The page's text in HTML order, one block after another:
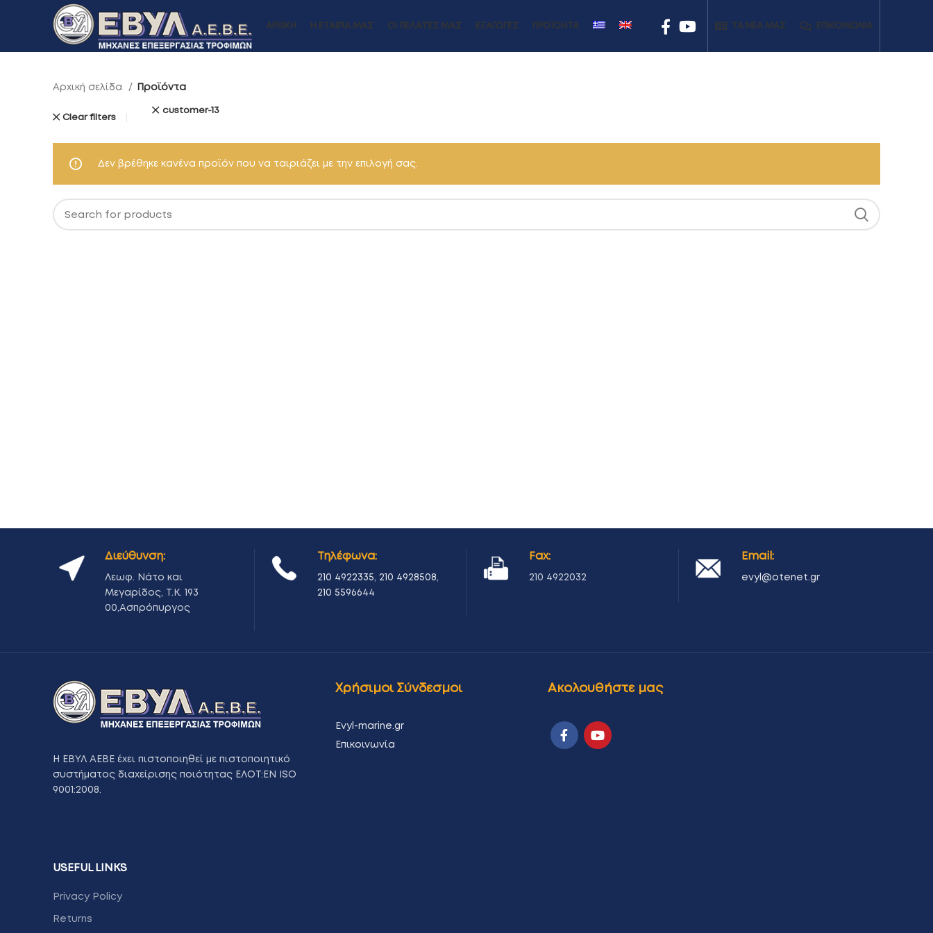
ΑΡΧΙΚΗ Η ΕΤΑΙΡΊΑ ΜΑΣ ΟΙ ΠΕΛΆΤΕΣ ΜΑΣ ΕΞΑΓΩΓΈΣ ΠΡΟΪΌΝΤΑ ΤΑ ΝΕΑ ΜΑΣ ΕΠΙΚΟΙΝΩΝΊΑ
Αρχική σελίδα Προϊόντα
Clear filters
customer-13
Δεν βρέθηκε κανένα προϊόν που να ταιριάζει με την επιλογή σας.
Διεύθυνση:
Λεωφ. Νάτο και
Μεγαρίδος, Τ.Κ. 193
00,Ασπρόπυργος
Τηλέφωνα:
210 4922335, 210 4928508,
210 5596644
Fax:
210 4922032
Email:
evyl@otenet.gr
Η ΕΒΥΛ ΑΕΒΕ έχει πιστοποιηθεί με πιστοποιητικό
συστήματος διαχείρισης ποιότητας ΕΛΟΤ:ΕΝ ISO
9001:2008.
Χρήσιμοι Σύνδεσμοι
Evyl-marine.gr
Επικοινωνία
Ακολουθήστε μας
USEFUL LINKS
Privacy Policy
Returns